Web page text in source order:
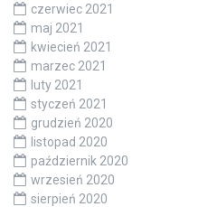
czerwiec 2021
maj 2021
kwiecień 2021
marzec 2021
luty 2021
styczeń 2021
grudzień 2020
listopad 2020
październik 2020
wrzesień 2020
sierpień 2020